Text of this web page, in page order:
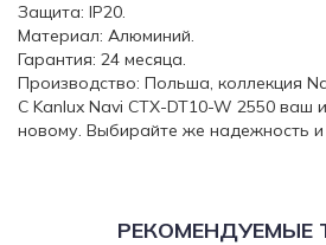
Защита: IP20.
Материал: Алюминий.
Гарантия: 24 месяца.
Производство: Польша, коллекция
С Kanlux Navi CTX-DT10-W 2550 ваш
новому. Выбирайте же надежность и
РЕКОМЕНДУЕМЫЕ